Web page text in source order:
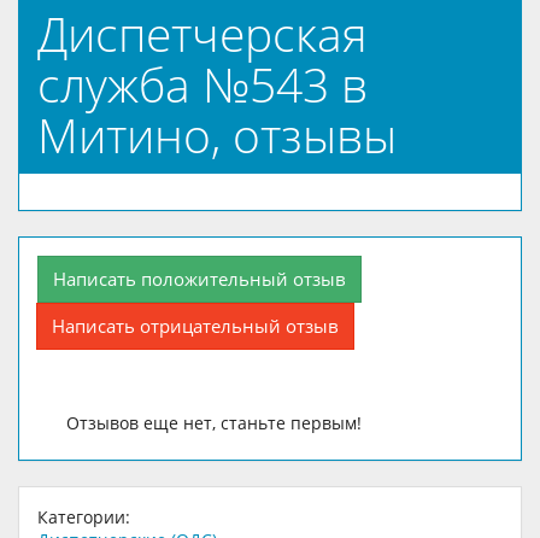
Диспетчерская
служба №543 в
Митино, отзывы
Написать положительный отзыв
Написать отрицательный отзыв
Отзывов еще нет, станьте первым!
Категории: